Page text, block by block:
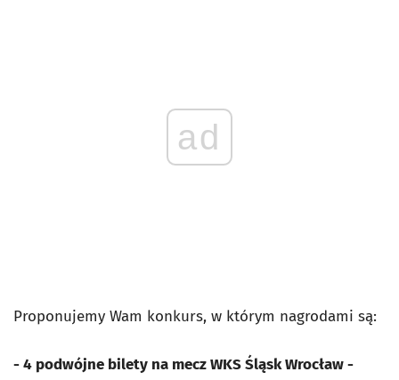
ad
Proponujemy Wam konkurs, w którym nagrodami są:
- 4 podwójne bilety na mecz WKS Śląsk Wrocław -